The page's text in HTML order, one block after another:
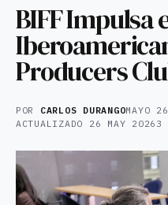
BIFF Impulsa
Producers
POR CARLOS DURANGOMAYO
ACTUALIZADO 26 MAY 2026 3